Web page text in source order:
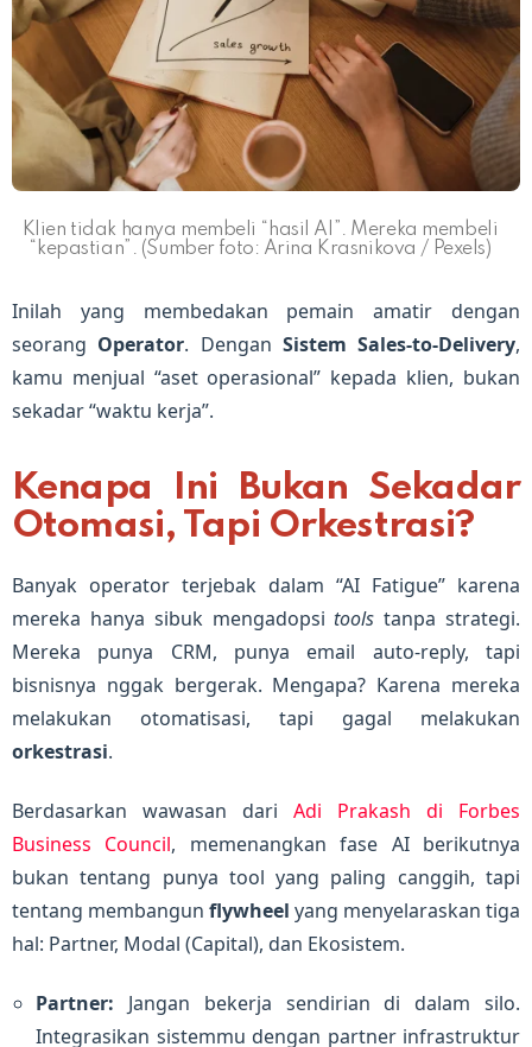
Klien tidak hanya membeli “hasil AI”. Mereka membeli
“kepastian”. (Sumber foto: Arina Krasnikova / Pexels)
Inilah yang membedakan pemain amatir dengan
seorang Operator. Dengan Sistem Sales-to-Delivery,
kamu menjual “aset operasional” kepada klien, bukan
sekadar “waktu kerja”.
Kenapa Ini Bukan Sekadar
Otomasi, Tapi Orkestrasi?
Banyak operator terjebak dalam “AI Fatigue” karena
mereka hanya sibuk mengadopsi tools tanpa strategi.
Mereka punya CRM, punya email auto-reply, tapi
bisnisnya nggak bergerak. Mengapa? Karena mereka
melakukan otomatisasi, tapi gagal melakukan
orkestrasi.
Berdasarkan wawasan dari Adi Prakash di Forbes
Business Council, memenangkan fase AI berikutnya
bukan tentang punya tool yang paling canggih, tapi
tentang membangun flywheel yang menyelaraskan tiga
hal: Partner, Modal (Capital), dan Ekosistem.
Partner: Jangan bekerja sendirian di dalam silo.
Integrasikan sistemmu dengan partner infrastruktur